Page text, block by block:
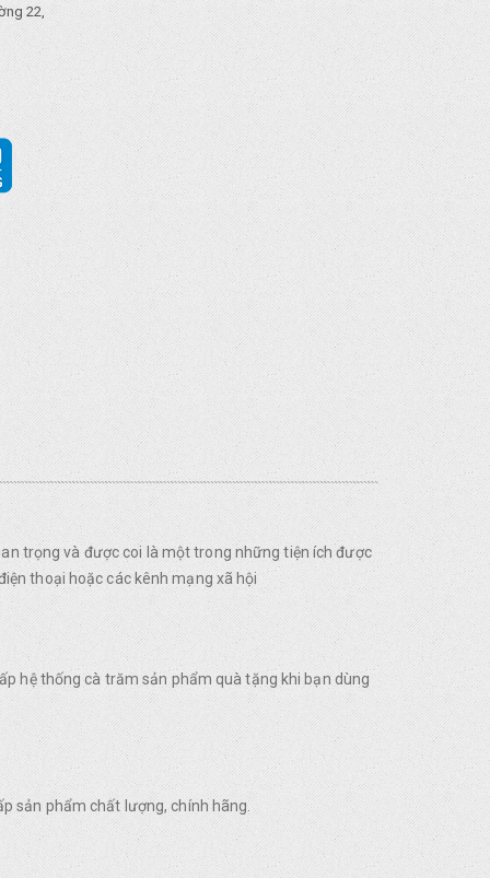
22,
trọng và được coi là một trong những tiện ích được
thoại hoặc các kênh mạng xã hội
hệ thống cà trăm sản phẩm quà tặng khi bạn dùng
sản phẩm chất lượng, chính hãng.